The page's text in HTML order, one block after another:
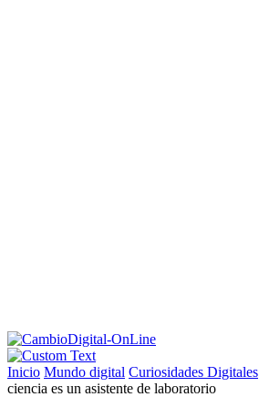
Inicio Mundo digital Curiosidades Digitales
ciencia es un asistente de laboratorio